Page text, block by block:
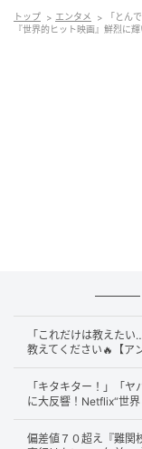
ザベラ 役）、佐
旅の途中、赤ずき
女・シンデレラ（
ラは王子様（
岩
なりますが、そ
人は死体を隠し
トップ エンタメ
「とん
『世界的ヒット映画』鮮烈に
「これだけは教えた
教えてください🔥【ア
「キタキター！」「
に大反響！Netflix“世
偏差値７０超え『難関